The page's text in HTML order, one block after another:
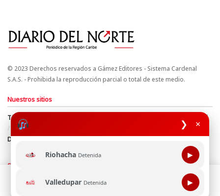
❯ ×
Riohacha Detenida ▶
Valledupar Detenida ▶
© 2023 Derechos reservados a Gámez Editores - Sistema Cardenal
S.A.S. - Prohibida la reproducción parcial o total de este medio.
Nuestros sitios
Términos y Condiciones
Derechos de Autor y Propiedad Intelectual
Política de uso de cookies
Política de Tratamiento de Datos
Directrices Editoriales
Síguenos
Esta página web usa cookie para mejorar tu experiencia de
navegación, al continuar aceptas nuestra política de uso de